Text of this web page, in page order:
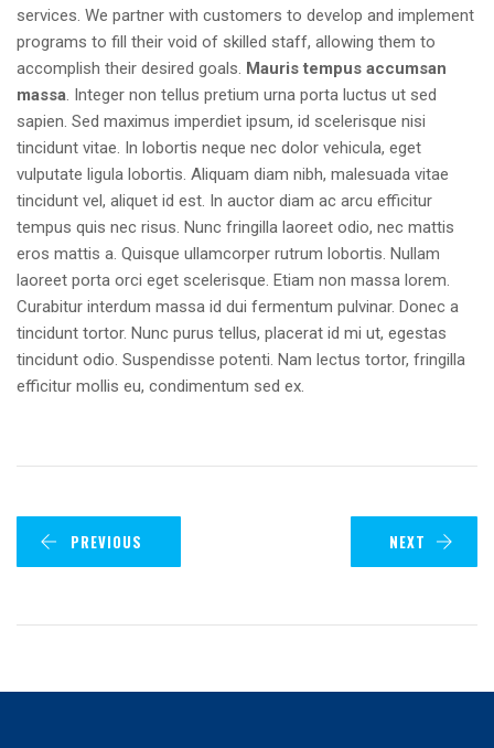
services. We partner with customers to develop and implement
programs to fill their void of skilled staff, allowing them to
accomplish their desired goals. Mauris tempus accumsan
massa. Integer non tellus pretium urna porta luctus ut sed
sapien. Sed maximus imperdiet ipsum, id scelerisque nisi
tincidunt vitae. In lobortis neque nec dolor vehicula, eget
vulputate ligula lobortis. Aliquam diam nibh, malesuada vitae
tincidunt vel, aliquet id est. In auctor diam ac arcu efficitur
tempus quis nec risus. Nunc fringilla laoreet odio, nec mattis
eros mattis a. Quisque ullamcorper rutrum lobortis. Nullam
laoreet porta orci eget scelerisque. Etiam non massa lorem.
Curabitur interdum massa id dui fermentum pulvinar. Donec a
tincidunt tortor. Nunc purus tellus, placerat id mi ut, egestas
tincidunt odio. Suspendisse potenti. Nam lectus tortor, fringilla
efficitur mollis eu, condimentum sed ex.
PREVIOUS NEXT